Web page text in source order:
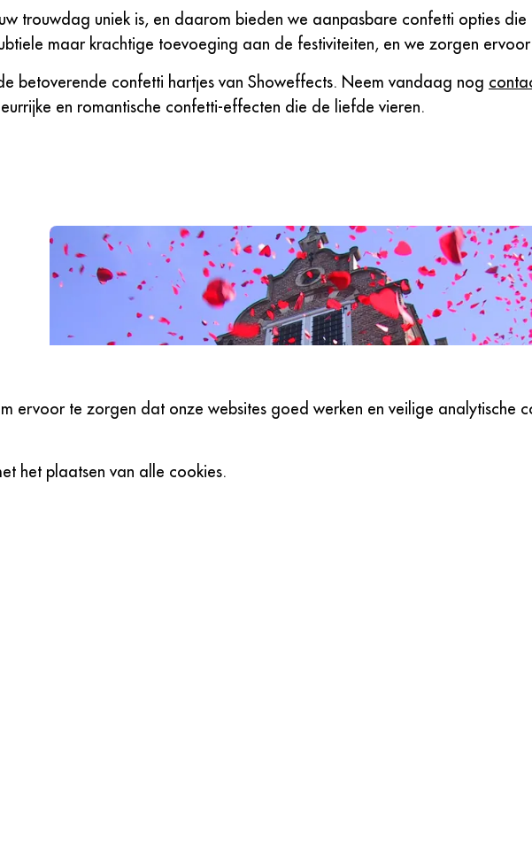
trouwdag uniek is, en daarom bieden we aanpasbare confetti opties
maar krachtige toevoeging aan de festiviteiten, en we zorgen
betoverende confetti hartjes van Showeffects. Neem vandaag nog
en romantische confetti-effecten die de liefde vieren.
ervoor te zorgen dat onze websites goed werken en veilige analytische
het plaatsen van alle cookies.